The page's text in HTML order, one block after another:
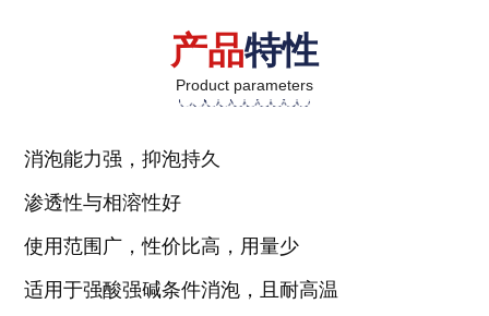
产品特性
Product parameters
消泡能力强，抑泡持久
渗透性与相溶性好
使用范围广，性价比高，用量少
适用于强酸强碱条件消泡，且耐高温